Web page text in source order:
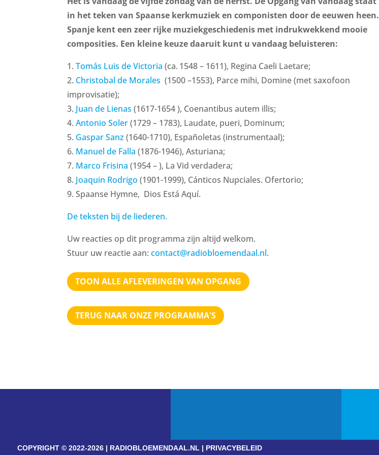
of
te
in het teken van Spaanse kerkmuziek en componisten door de eeuwen heen.
Spanje kent een zeer rijke muziekgeschiedenis met indrukwekkend mooie
composities. Een kleine keuze daaruit kunt u vandaag beluisteren:
1. Tomás Luis de Victoria (ca. 1548 – 1611), Regina Caeli Laetare;
2. Christobal de Morales (1500 –1553), Parce mihi, Domine (met saxofoon
improvisatie);
3. Juan de Lienas (1617-1654 ), Coenantibus autem illis;
4. Antonio Soler(1729 – 1783), Laudate, pueri, Dominum;
5. Gaspar Sanz (1640-1710), Españoletas (instrumentaal);
6. Manuel de Falla (1876-1946), Asturiana;
7. Marco Frisina (1954 – ), La Vid verdadera;
8. Joaquin Rodrigo (1901-1999), Cánticos Nupciales. Ofertorio;
9. Spaanse Hymne, Dios Está Aquí.
De teksten bij de liederen.
Uw reacties op dit programma zijn altijd welkom.
Stuur uw reactie aan: contact@radiobloemendaal.nl.
TOON ALLE AFLEVERINGEN VAN OPGANG
TERUG NAAR ONZE PROGRAMMA'S
COPYRIGHT © 2022-2026 | RADIOBLOEMENDAAL.NL | PRIVACYBELEID